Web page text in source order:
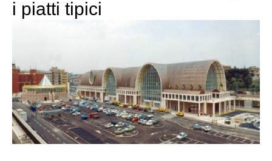
i piatti tipici